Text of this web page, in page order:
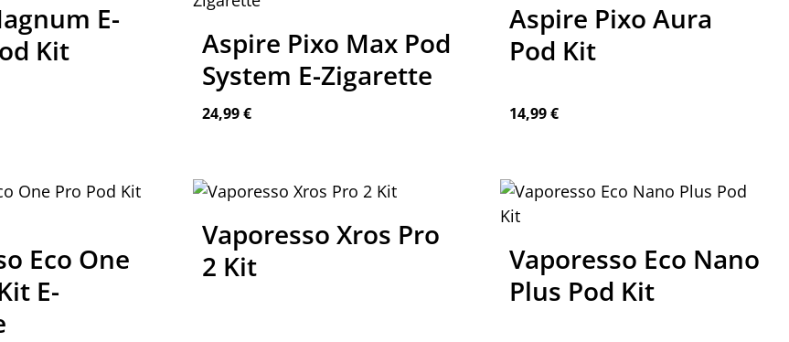
E-
Kit
Aspire Pixo Max Pod
System E-Zigarette
Regulärer Preis:
24,99 €
Aspire Pixo Aura
Pod Kit
Regulärer Preis:
14,99 €
Eco One
E-
Vaporesso Xros Pro
2 Kit
Vaporesso Eco Nano
Plus Pod Kit